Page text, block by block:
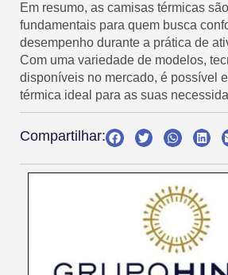
Em resumo, as camisas térmicas
fundamentais para quem busca
desempenho durante a prática de
Com uma variedade de modelos,
disponíveis no mercado, é possível
térmica ideal para as suas
Compartilhar: